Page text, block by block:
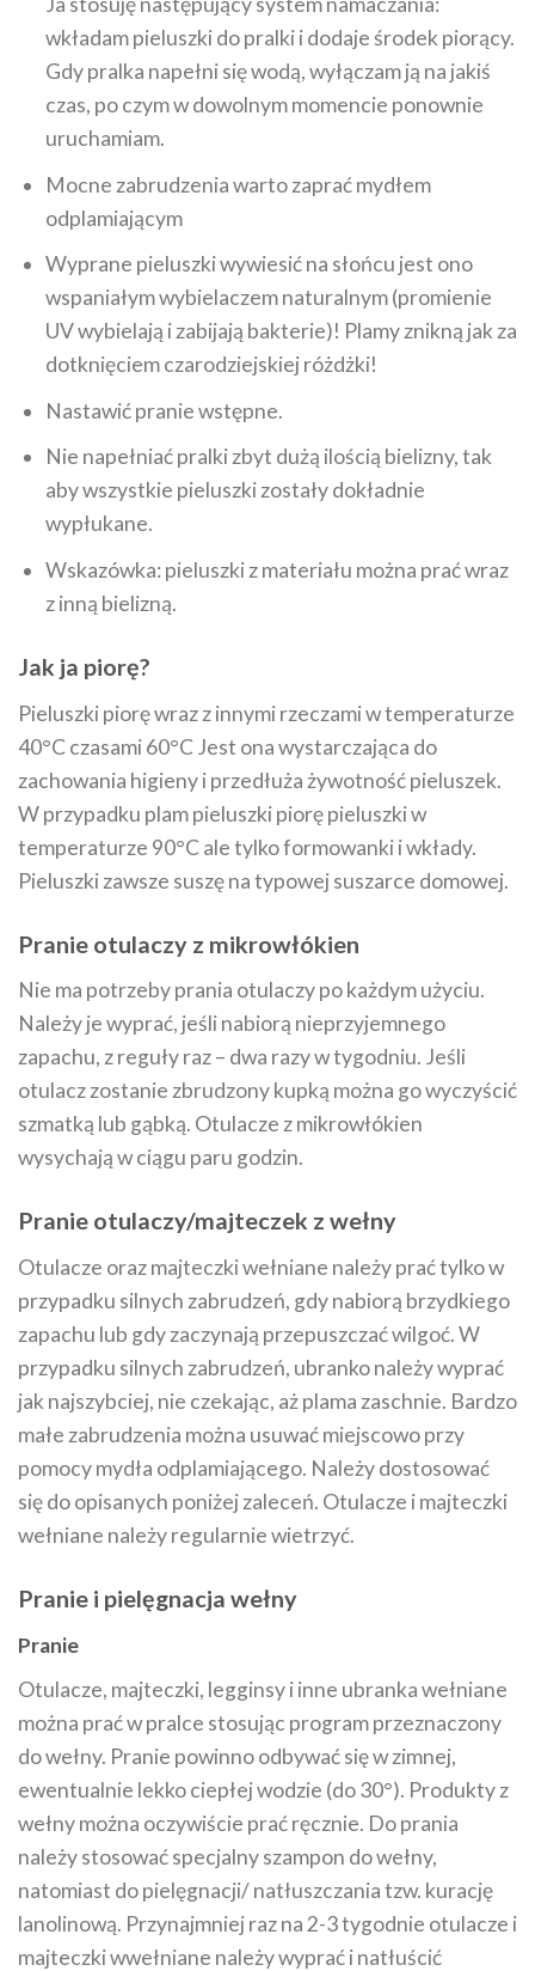
wkładam pieluszki do pralki i dodaje środek piorący.
Gdy pralka napełni się wodą, wyłączam ją na jakiś
czas, po czym w dowolnym momencie ponownie
uruchamiam.
Mocne zabrudzenia warto zaprać mydłem
odplamiającym
Wyprane pieluszki wywiesić na słońcu jest ono
wspaniałym wybielaczem naturalnym (promienie
UV wybielają i zabijają bakterie)! Plamy znikną jak za
dotknięciem czarodziejskiej różdżki!
Nastawić pranie wstępne.
Nie napełniać pralki zbyt dużą ilością bielizny, tak
aby wszystkie pieluszki zostały dokładnie
wypłukane.
Wskazówka: pieluszki z materiału można prać wraz
z inną bielizną.
Jak ja piorę?
Pieluszki piorę wraz z innymi rzeczami w temperaturze
40°C czasami 60°C Jest ona wystarczająca do
zachowania higieny i przedłuża żywotność pieluszek.
W przypadku plam pieluszki piorę pieluszki w
temperaturze 90°C ale tylko formowanki i wkłady.
Pieluszki zawsze suszę na typowej suszarce domowej.
Pranie otulaczy z mikrowłókien
Nie ma potrzeby prania otulaczy po każdym użyciu.
Należy je wyprać, jeśli nabiorą nieprzyjemnego
zapachu, z reguły raz – dwa razy w tygodniu. Jeśli
otulacz zostanie zbrudzony kupką można go wyczyścić
szmatką lub gąbką. Otulacze z mikrowłókien
wysychają w ciągu paru godzin.
Pranie otulaczy/majteczek z wełny
Otulacze oraz majteczki wełniane należy prać tylko w
przypadku silnych zabrudzeń, gdy nabiorą brzydkiego
zapachu lub gdy zaczynają przepuszczać wilgoć. W
przypadku silnych zabrudzeń, ubranko należy wyprać
jak najszybciej, nie czekając, aż plama zaschnie. Bardzo
małe zabrudzenia można usuwać miejscowo przy
pomocy mydła odplamiającego. Należy dostosować
się do opisanych poniżej zaleceń. Otulacze i majteczki
wełniane należy regularnie wietrzyć.
Pranie i pielęgnacja wełny
Pranie
Otulacze, majteczki, legginsy i inne ubranka wełniane
można prać w pralce stosując program przeznaczony
do wełny. Pranie powinno odbywać się w zimnej,
ewentualnie lekko ciepłej wodzie (do 30°). Produkty z
wełny można oczywiście prać ręcznie. Do prania
należy stosować specjalny szampon do wełny,
natomiast do pielęgnacji/ natłuszczania tzw. kurację
lanolinową. Przynajmniej raz na 2-3 tygodnie otulacze i
majteczki wwełniane należy wyprać i natłuścić